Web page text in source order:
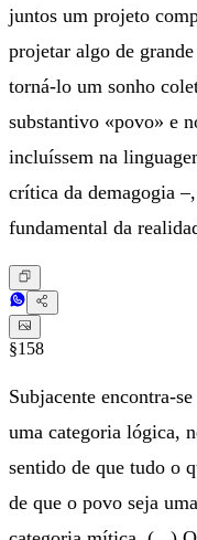
juntos um projeto
projetar algo de
torná-lo um sonho
substantivo «povo» e
incluíssem na
crítica da demagogia
fundamental da
§158
Subjacente encontra-
uma categoria lógica,
sentido de que tudo o
de que o povo seja